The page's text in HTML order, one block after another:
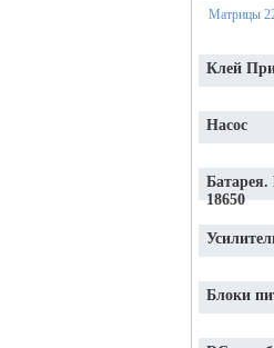
Матрицы
Клей
Насос
Батарея.
18650
Блоки